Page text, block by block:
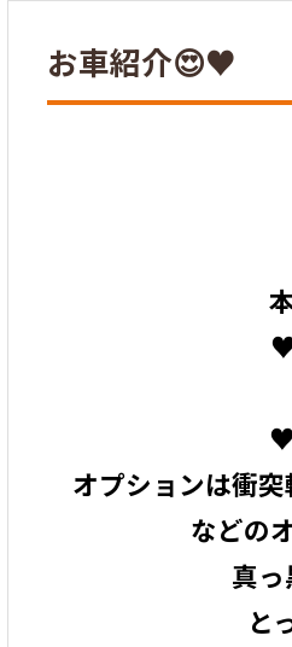
お車紹介😍♥
オプションは衝突
などの
真っ
と